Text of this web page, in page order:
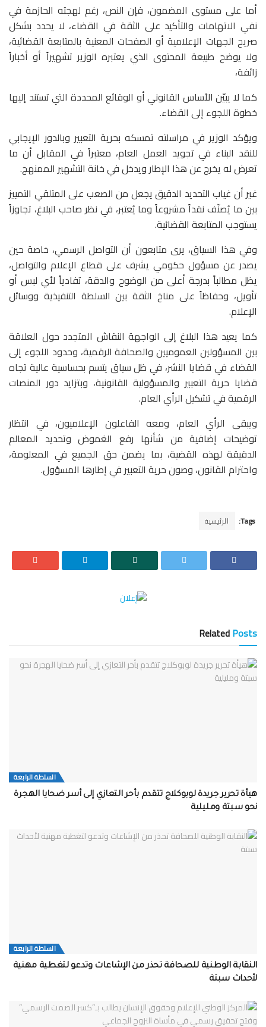
أما على مستوى المضمون، فإن النص، رغم لهجته الحازمة في
نفي الاتهامات والتأكيد على الثقة في القضاء، لا يحدد بشكل
صريح الجهات الإعلامية أو الصفحات المعنية بالمتابعة القضائية،
ولا يوضح طبيعة المحتوى الذي يعتبره الوزير تشهيراً أو أخباراً
زائفة،
كما لا يبيّن الأساس القانوني أو الوقائع المحددة التي تستند إليها
خطوة اللجوء إلى القضاء.
ويؤكد الوزير في مراسلته تمسكه بحرية التعبير وبالدور الإيجابي
للنقد البناء في تجويد العمل العام، معتبراً في المقابل أن ما
تعرض له يخرج عن هذا الإطار ويدخل في خانة التشهير الممنهج.
غير أن غياب التحديد الدقيق يجعل من الصعب على المتلقي التمييز
بين ما يُصنّف نقداً مشروعاً وما يُعتبر، في نظر صاحب البلاغ، تجاوزاً
يستوجب المتابعة القضائية.
وفي هذا السياق، يرى متابعون أن التواصل الرسمي، خاصة حين
يصدر عن مسؤول حكومي يشرف على قطاع الإعلام والتواصل،
يظل مطالباً بدرجة أعلى من الوضوح والدقة، تفادياً لأي لبس أو
تأويل، وحفاظاً على مناخ الثقة بين السلطة التنفيذية ووسائل
الإعلام.
كما يعيد هذا البلاغ إلى الواجهة النقاش المتجدد حول العلاقة
بين المسؤولين العموميين والصحافة الرقمية، وحدود اللجوء إلى
القضاء في قضايا النشر، في ظل سياق يتسم بحساسية عالية تجاه
قضايا حرية التعبير والمسؤولية القانونية، وبتزايد دور المنصات
الرقمية في تشكيل الرأي العام.
ويبقى الرأي العام، ومعه الفاعلون الإعلاميون، في انتظار
توضيحات إضافية من شأنها رفع الغموض وتحديد المعالم
الدقيقة لهذه القضية، بما يضمن حق الجميع في المعلومة،
واحترام القانون، وصون حرية التعبير في إطارها المسؤول.
Tags: الرئيسية
RelatedPosts
السلطة الرابعة
هيأة تحرير جريدة لوبوكلاج تتقدم بأحر التعازي إلى أسر ضحايا الهجرة
نحو سبتة ومليلية
السلطة الرابعة
النقابة الوطنية للصحافة تحذر من الإشاعات وتدعو لتغطية مهنية
لأحداث سبتة